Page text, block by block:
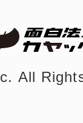
All